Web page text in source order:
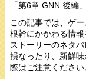
「第6章 GNN 後編
この記事では、ゲ
根幹にかかわる情報
ストーリーのネタ
損なったり、新鮮
際はご注意ください